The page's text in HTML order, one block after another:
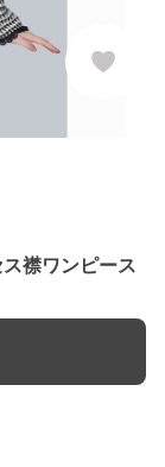
襟ワンピース